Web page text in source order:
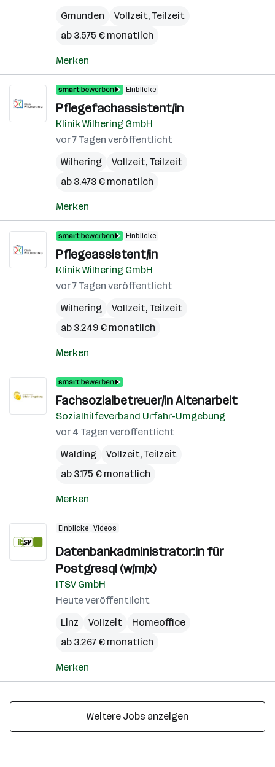
Gmunden
Vollzeit, Teilzeit
ab 3.575 € monatlich
Merken
Einblicke
Pflegefachassistent/in
Klinik Wilhering GmbH
vor 7 Tagen veröffentlicht
Wilhering
Vollzeit, Teilzeit
ab 3.473 € monatlich
Merken
Einblicke
Pflegeassistent/in
Klinik Wilhering GmbH
vor 7 Tagen veröffentlicht
Wilhering
Vollzeit, Teilzeit
ab 3.249 € monatlich
Merken
Fachsozialbetreuer/in Altenarbeit
Sozialhilfeverband Urfahr-Umgebung
vor 4 Tagen veröffentlicht
Walding
Vollzeit, Teilzeit
ab 3.175 € monatlich
Merken
Einblicke Videos
Datenbankadministrator:in für
Postgresql (w/m/x)
ITSV GmbH
Heute veröffentlicht
Linz
Vollzeit
Homeoffice
ab 3.267 € monatlich
Merken
Weitere Jobs anzeigen